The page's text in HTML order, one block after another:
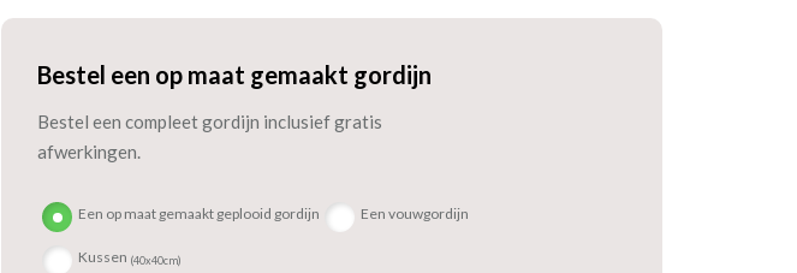
Bestel een op maat gemaakt gordijn
Bestel een compleet gordijn inclusief gratis
afwerkingen.
Een op maat gemaakt geplooid gordijn Een vouwgordijn
Kussen (40x40cm)